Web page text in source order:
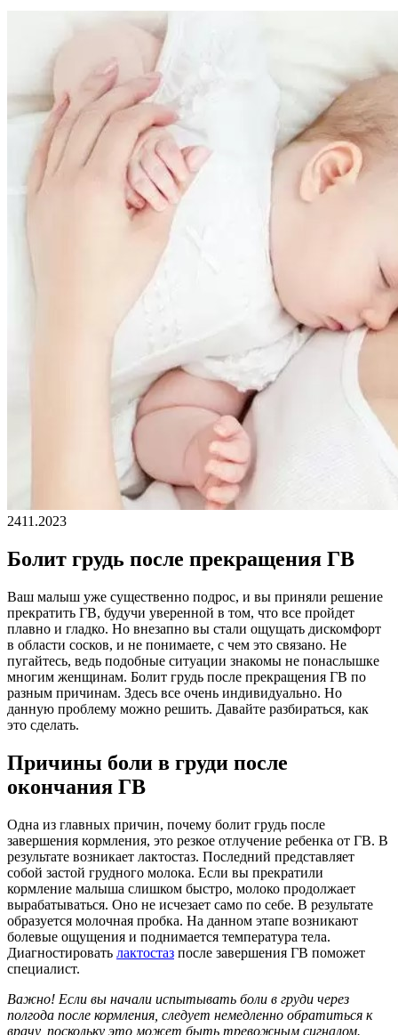
2411.2023
Болит грудь после прекращения ГВ
Ваш малыш уже существенно подрос, и вы приняли решение
прекратить ГВ, будучи уверенной в том, что все пройдет
плавно и гладко. Но внезапно вы стали ощущать дискомфорт
в области сосков, и не понимаете, с чем это связано. Не
пугайтесь, ведь подобные ситуации знакомы не понаслышке
многим женщинам. Болит грудь после прекращения ГВ по
разным причинам. Здесь все очень индивидуально. Но
данную проблему можно решить. Давайте разбираться, как
это сделать.
Причины боли в груди после
окончания ГВ
Одна из главных причин, почему болит грудь после
завершения кормления, это резкое отлучение ребенка от ГВ. В
результате возникает лактостаз. Последний представляет
собой застой грудного молока. Если вы прекратили
кормление малыша слишком быстро, молоко продолжает
вырабатываться. Оно не исчезает само по себе. В результате
образуется молочная пробка. На данном этапе возникают
болевые ощущения и поднимается температура тела.
Диагностировать лактостаз после завершения ГВ поможет
специалист.
Важно! Если вы начали испытывать боли в груди через
полгода после кормления, следует немедленно обратиться к
врачу, поскольку это может быть тревожным сигналом.